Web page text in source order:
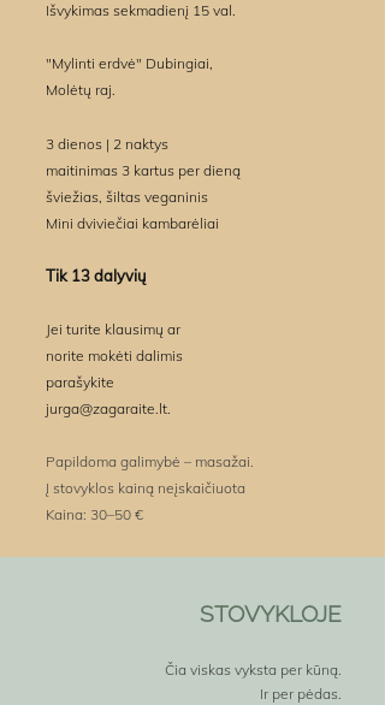
Išvykimas sekmadienį 15 val.​
"Mylinti erdvė" Dubingiai,
Molėtų raj.​
3 dienos | 2 naktys
maitinimas 3 kartus per dieną
šviežias, šiltas veganinis
Mini dviviečiai kambarėliai
Tik 13 dalyvių
Jei turite klausimų ar
norite mokėti dalimis
parašykite
jurga@zagaraite.lt.
Papildoma galimybė – masažai.
Į stovyklos kainą neįskaičiuota
Kaina: 30–50 €
STOVYKLOJE
Čia viskas vyksta per kūną.
Ir per pėdas.